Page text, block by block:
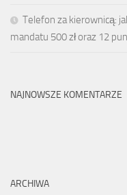
Telefon za kierownicą:
mandatu 500 zł oraz 12
NAJNOWSZE KOMENTARZE
ARCHIWA